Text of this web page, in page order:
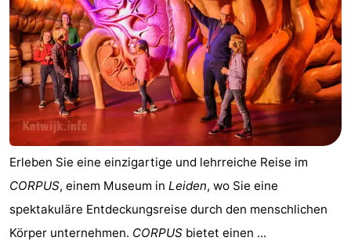
Erleben Sie eine einzigartige und lehrreiche Reise im
CORPUS, einem Museum in Leiden, wo Sie eine
spektakuläre Entdeckungsreise durch den menschlichen
Körper unternehmen. CORPUS bietet einen ...